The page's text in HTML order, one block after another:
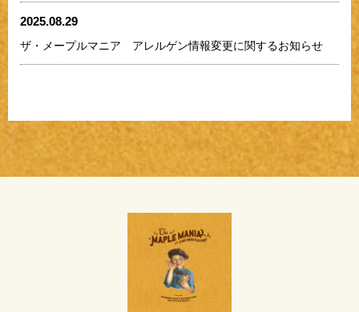
2025.08.29
ザ・メープルマニア アレルゲン情報変更に関するお知らせ